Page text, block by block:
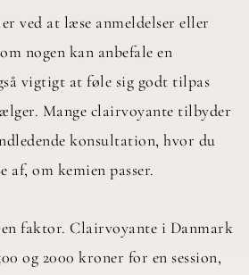
ved at læse anmeldelser eller
nogen kan anbefale en
vigtigt at føle sig godt tilpas
Mange clairvoyante tilbyder
konsultation, hvor du
af, om kemien passer.
faktor. Clairvoyante i Danmark
og 2000 kroner for en session,